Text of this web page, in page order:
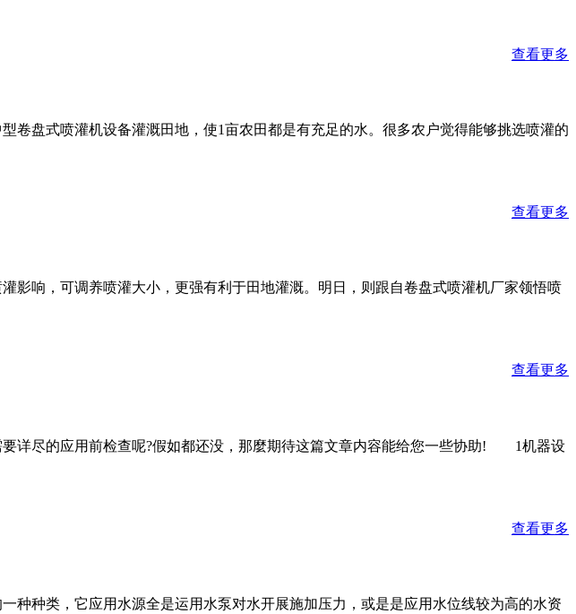
查看更多
卷盘式喷灌机设备灌溉田地，使1亩农田都是有充足的水。很多农户觉得能够挑选喷灌的
查看更多
影响，可调养喷灌大小，更强有利于田地灌溉。明日，则跟自卷盘式喷灌机厂家领悟喷
查看更多
详尽的应用前检查呢?假如都还没，那麼期待这篇文章内容能给您一些协助! 1机器设
查看更多
种种类，它应用水源全是运用水泵对水开展施加压力，或是是应用水位线较为高的水资